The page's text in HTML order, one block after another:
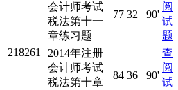
会计师考试
税法第十一
章练习题
77 32 90'
阅 |
试 |
题
218261
2014年注册
会计师考试
税法第十章
84 36 90'
查
阅 |
试 |